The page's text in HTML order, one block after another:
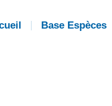
Base Espèces